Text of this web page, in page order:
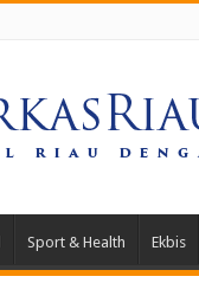
Sport & Health Ekbis